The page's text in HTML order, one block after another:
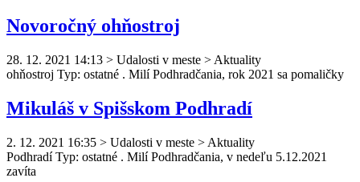
Novoročný ohňostroj
28. 12. 2021 14:13 > Udalosti v meste > Aktuality
ohňostroj Typ: ostatné . MilíPodhradčania, rok 2021 sa pomaličky
Mikuláš v Spišskom Podhradí
2. 12. 2021 16:35 > Udalosti v meste > Aktuality
Podhradí Typ: ostatné . MilíPodhradčania, v nedeľu 5.12.2021
zavíta